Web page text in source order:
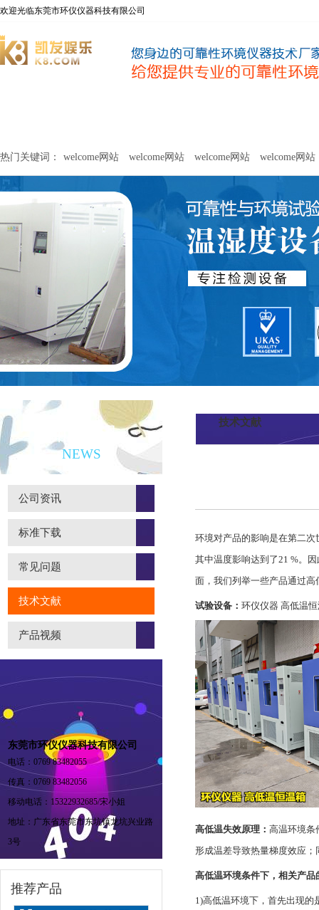
欢迎光临东莞市环仪仪器科技有限公司
关于环仪 联系环仪
热门关键词： welcome网站 welcome网站 welcome网站 welcome网站
网站 welcome网站
新闻资讯
NEWS
公司资讯
标准下载
常见问题
技术文献
产品视频
东莞市环仪仪器科技有限公司
电话：0769 83482055
传真：0769 83482056
移动电话：15322932685/宋小姐
地址：广东省东莞市东坑镇龙坑兴业路
3号
推荐产品
技术文献
环境对产品的影响是在第二
其中温度影响达到了21 %。
面，我们列举一些产品通过
试验设备：环仪仪器 高低温
高低温失效原理：高温环境条
形成温差导致热量梯度效应
高低温环境条件下，相关产品
1)高低温环境下，首先出现